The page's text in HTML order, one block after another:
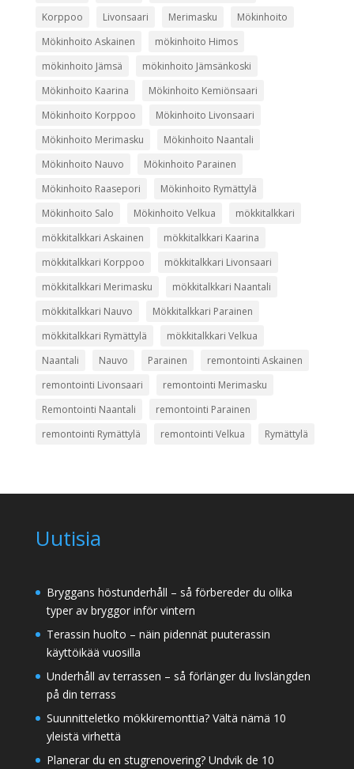
Korppoo
Livonsaari Merimasku
Mökinhoito
Mökinhoito Askainen
mökinhoito Himos
mökinhoito Jämsä
mökinhoito Jämsänkoski
Mökinhoito Kaarina
Mökinhoito Kemiönsaari
Mökinhoito Korppoo
Mökinhoito Livonsaari
Mökinhoito Merimasku
Mökinhoito Naantali
Mökinhoito Nauvo
Mökinhoito Parainen
Mökinhoito Raasepori
Mökinhoito Rymättylä
Mökinhoito Salo
Mökinhoito Velkua
mökkitalkkari
mökkitalkkari Askainen
mökkitalkkari Kaarina
mökkitalkkari Korppoo
mökkitalkkari Livonsaari
mökkitalkkari Merimasku
mökkitalkkari Naantali
mökkitalkkari Nauvo
Mökkitalkkari Parainen
mökkitalkkari Rymättylä
mökkitalkkari Velkua
Naantali
Nauvo Parainen
remontointi Askainen
remontointi Livonsaari
remontointi Merimasku
Remontointi Naantali
remontointi Parainen
remontointi Rymättylä
remontointi Velkua Rymättylä
Uutisia
Bryggans höstunderhåll – så förbereder du olika
typer av bryggor inför vintern
Terassin huolto – näin pidennät puuterassin
käyttöikää vuosilla
Underhåll av terrassen – så förlänger du livslängden
på din terrass
Suunnitteletko mökkiremonttia? Vältä nämä 10
yleistä virhettä
Planerar du en stugrenovering? Undvik de 10